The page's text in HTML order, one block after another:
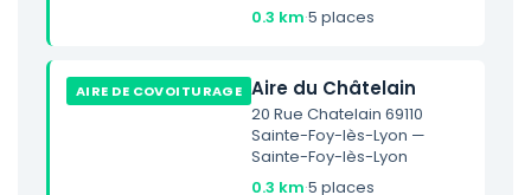
0.3 km·5 places
AIRE DE COVOITURAGE Aire du Châtelain
20 Rue Chatelain 69110
Sainte-Foy-lès-Lyon —
Sainte-Foy-lès-Lyon
0.3 km·5 places